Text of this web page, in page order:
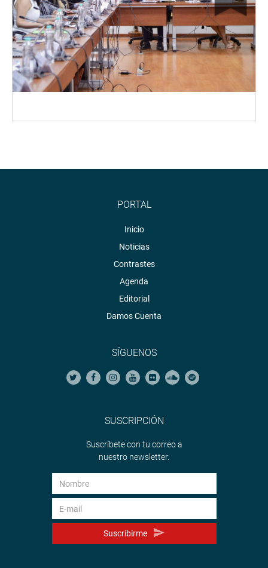
PORTAL
Inicio
Noticias
Contrastes
Agenda
Editorial
Damos Cuenta
SÍGUENOS
SUSCRIPCIÓN
Suscríbete con tu correo a
nuestro newsletter.
Suscribirme